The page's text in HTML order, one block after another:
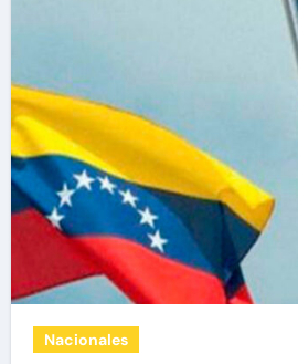
Nacionales